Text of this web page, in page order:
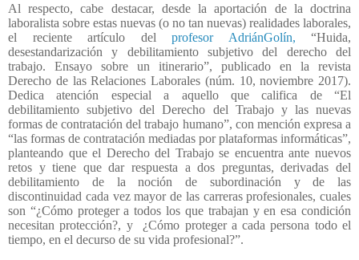
Al respecto, cabe destacar, desde la aportación de la doctrina
laboralista sobre estas nuevas (o no tan nuevas) realidades laborales,
el reciente artículo del profesor AdriánGolín, “Huida,
desestandarización y debilitamiento subjetivo del derecho del
trabajo. Ensayo sobre un itinerario”, publicado en la revista
Derecho de las Relaciones Laborales (núm. 10, noviembre 2017).
Dedica atención especial a aquello que califica de “El
debilitamiento subjetivo del Derecho del Trabajo y las nuevas
formas de contratación del trabajo humano”, con mención expresa a
“las formas de contratación mediadas por plataformas informáticas”,
planteando que el Derecho del Trabajo se encuentra ante nuevos
retos y tiene que dar respuesta a dos preguntas, derivadas del
debilitamiento de la noción de subordinación y de las
discontinuidad cada vez mayor de las carreras profesionales, cuales
son “¿Cómo proteger a todos los que trabajan y en esa condición
necesitan protección?, y
¿Cómo proteger a cada persona todo el
tiempo, en el decurso de su vida profesional?”.